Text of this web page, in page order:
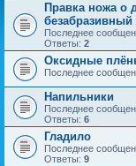
Правка ножа о
Последнее
Ответы: 2
Оксидные
Последнее
Напильники
Последнее
Ответы: 6
Гладило
Последнее
Ответы: 9